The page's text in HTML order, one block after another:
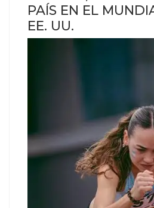
PAÍS EN EL
EE. UU.